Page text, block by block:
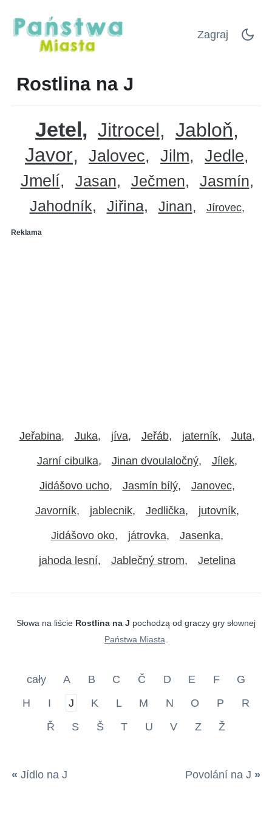
Zagraj
Rostlina na J
Jetel Jitrocel
Jabloň
Javor
Jalovec Jilm
Jedle
Jmelí
Jasan Ječmen
Jasmín
Jahodník
Jiřina Jinan Jírovec
Reklama
Jeřabina Juka jíva Jeřáb jaterník Juta
Jarní cibulka Jinan dvoulaločný Jílek
Jidášovo ucho Jasmín bílý Janovec
Javorník jablecnik Jedlička jutovník
Jidášovo oko játrovka Jasenka
jahoda lesní Jablečný strom Jetelina
Słowa na liście Rostlina na J pochodzą od graczy gry słownej
Państwa Miasta
cały A B C Č D E F
G
H
I J K L M N O P
R
Ř
S Š T U V Z Ž
« Jídlo na J Povolání na J »